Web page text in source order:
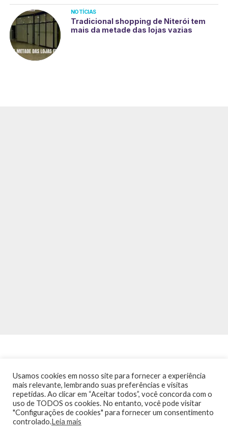
NOTÍCIAS
Tradicional shopping de Niterói tem
mais da metade das lojas vazias
INÍCIO NOTÍCIAS AGENDA CONTATO
TRÂNSITO NA PONTE
TERMOS DE USO / POLÍTICA DE PRIVACIDADE
Usamos cookies em nosso site para fornecer a experiência
mais relevante, lembrando suas preferências e visitas
repetidas. Ao clicar em “Aceitar todos”, você concorda com o
uso de TODOS os cookies. No entanto, você pode visitar
"Configurações de cookies" para fornecer um consentimento
controlado.Leia mais